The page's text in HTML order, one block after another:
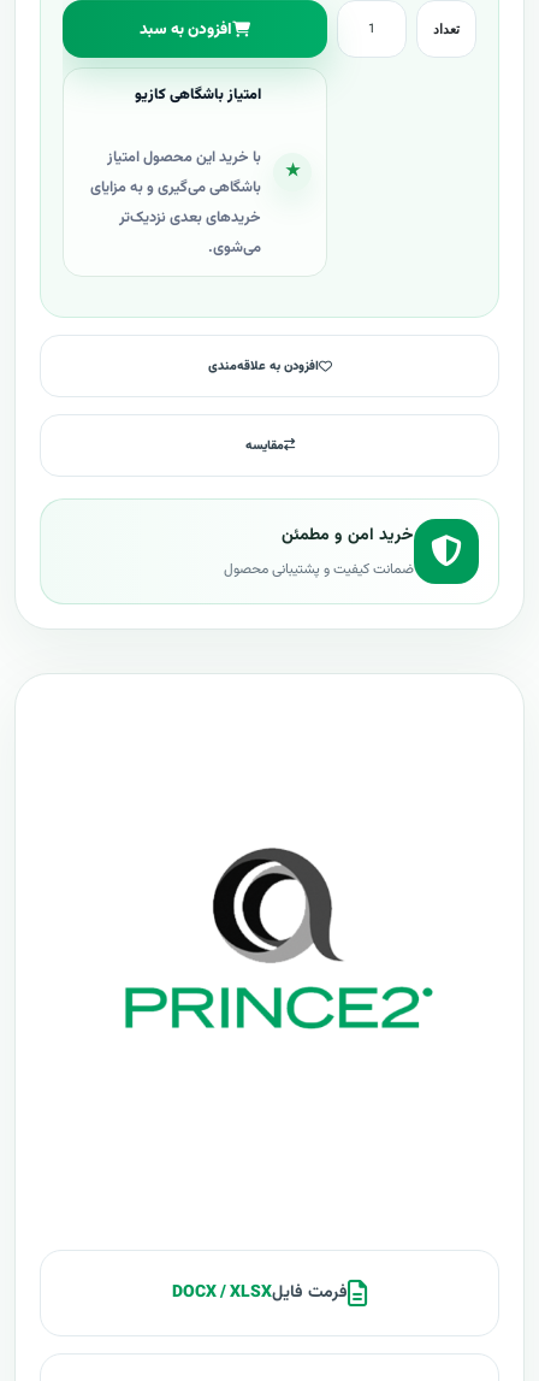
تعداد افزودن به سبد
★
امتیاز باشگاهی کازیو
با خرید این محصول امتیاز
باشگاهی می‌گیری و به مزایای
خریدهای بعدی نزدیک‌تر
می‌شوی.
افزودن به علاقه‌مندی
مقایسه
خرید امن و مطمئن
ضمانت کیفیت و پشتیبانی محصول
فرمت فایلDOCX / XLSX